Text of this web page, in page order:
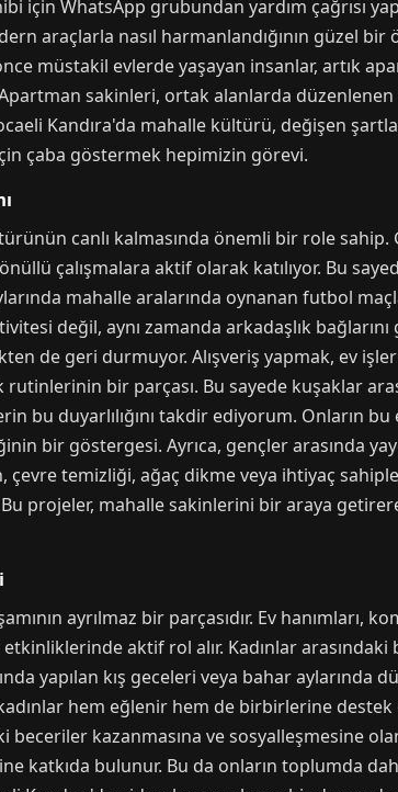
için WhatsApp grubundan yardım çağrısı
araçlarla nasıl harmanlandığının güzel bir
müstakil evlerde yaşayan insanlar, artık
sakinleri, ortak alanlarda
Kandıra'da mahalle kültürü, değişen
çaba göstermek hepimizin görevi.
canlı kalmasında önemli bir role
çalışmalara aktif olarak katılıyor. Bu
mahalle aralarında oynanan futbol
değil, aynı zamanda arkadaşlık
de geri durmuyor. Alışveriş yapmak, ev
bir parçası. Bu sayede kuşaklar
bu duyarlılığını takdir ediyorum. Onların
bir göstergesi. Ayrıca, gençler arasında
çevre temizliği, ağaç dikme veya ihtiyaç
Bu projeler, mahalle sakinlerini bir araya
ayrılmaz bir parçasıdır. Ev
etkinliklerinde aktif rol alır. Kadınlar
yapılan kış geceleri veya bahar aylarında
hem eğlenir hem de birbirlerine destek
beceriler kazanmasına ve sosyalleşmesine
katkıda bulunur. Bu da onların toplumda